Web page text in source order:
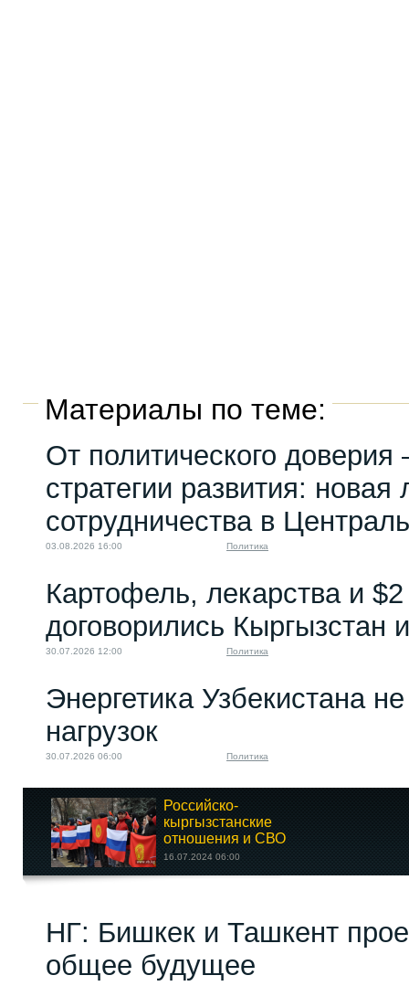
Материалы по теме:
От политического
стратегии развития: новая
сотрудничества в
03.08.2026 16:00 Политика
Картофель, лекарства и
договорились Кыргызстан
30.07.2026 12:00 Политика
Энергетика Узбекистана
нагрузок
30.07.2026 06:00 Политика
Российско-
кыргызстанские
отношения и СВО
16.07.2024 06:00
ухудшают...
НГ: Бишкек и Ташкент
общее будущее